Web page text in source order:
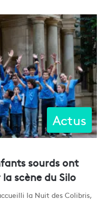
Actus
sourds ont
scène du Silo
la Nuit des Colibris,